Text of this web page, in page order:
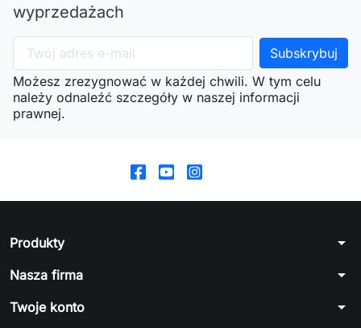
wyprzedażach
Możesz zrezygnować w każdej chwili. W tym celu
należy odnaleźć szczegóły w naszej informacji
prawnej.
Produkty arrow_drop_down
Nasza firma arrow_drop_down
Twoje konto arrow_drop_down